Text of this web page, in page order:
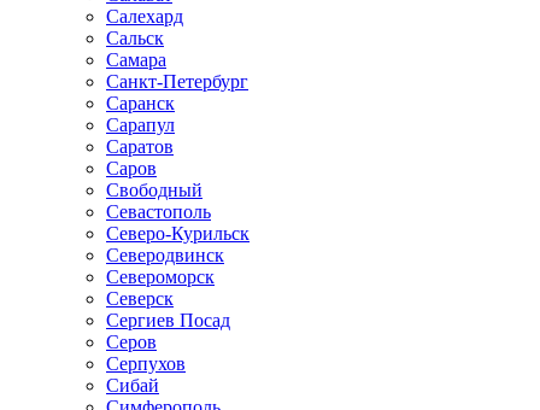
Салехард
Сальск
Самара
Санкт-Петербург
Саранск
Сарапул
Саратов
Саров
Свободный
Севастополь
Северо-Курильск
Северодвинск
Североморск
Северск
Сергиев Посад
Серов
Серпухов
Сибай